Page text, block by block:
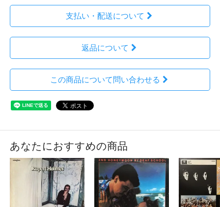
支払い・配送について
返品について
この商品について問い合わせる
あなたにおすすめの商品